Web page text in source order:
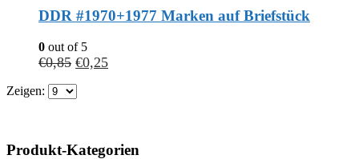
DDR #1970+1977 Marken auf Briefstück
0 out of 5
€0,85 €0,25
Zeigen:
Produkt-Kategorien